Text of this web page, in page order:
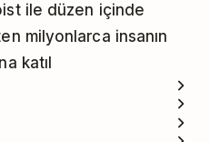
ile düzen içinde
milyonlarca insanın
katıl